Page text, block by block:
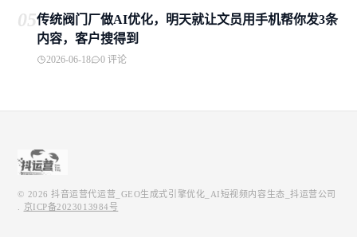
05传统阀门厂做AI优化，明天就让文员用手机帮你发3条
内容，客户搜得到
2026-06-18 0 评论
© 2026抖音运营代运营_GEO生成式引擎优化_AI短视频内容生态_抖运营公司
京ICP备2023013984号